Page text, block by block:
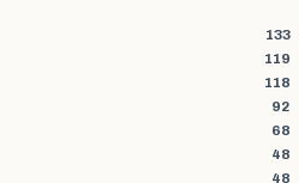
133
119
118
92
68
48
48